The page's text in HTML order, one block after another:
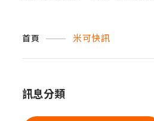
首頁 米可快訊
訊息分類